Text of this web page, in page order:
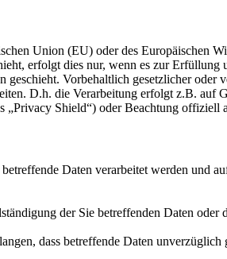
Union (EU) oder des Europäischen
erfolgt dies nur, wenn es zur
geschieht. Vorbehaltlich gesetzlicher
D.h. die Verarbeitung erfolgt z.B. auf
Shield“) oder Beachtung
Daten verarbeitet werden
der Sie betreffenden Daten
dass betreffende Daten